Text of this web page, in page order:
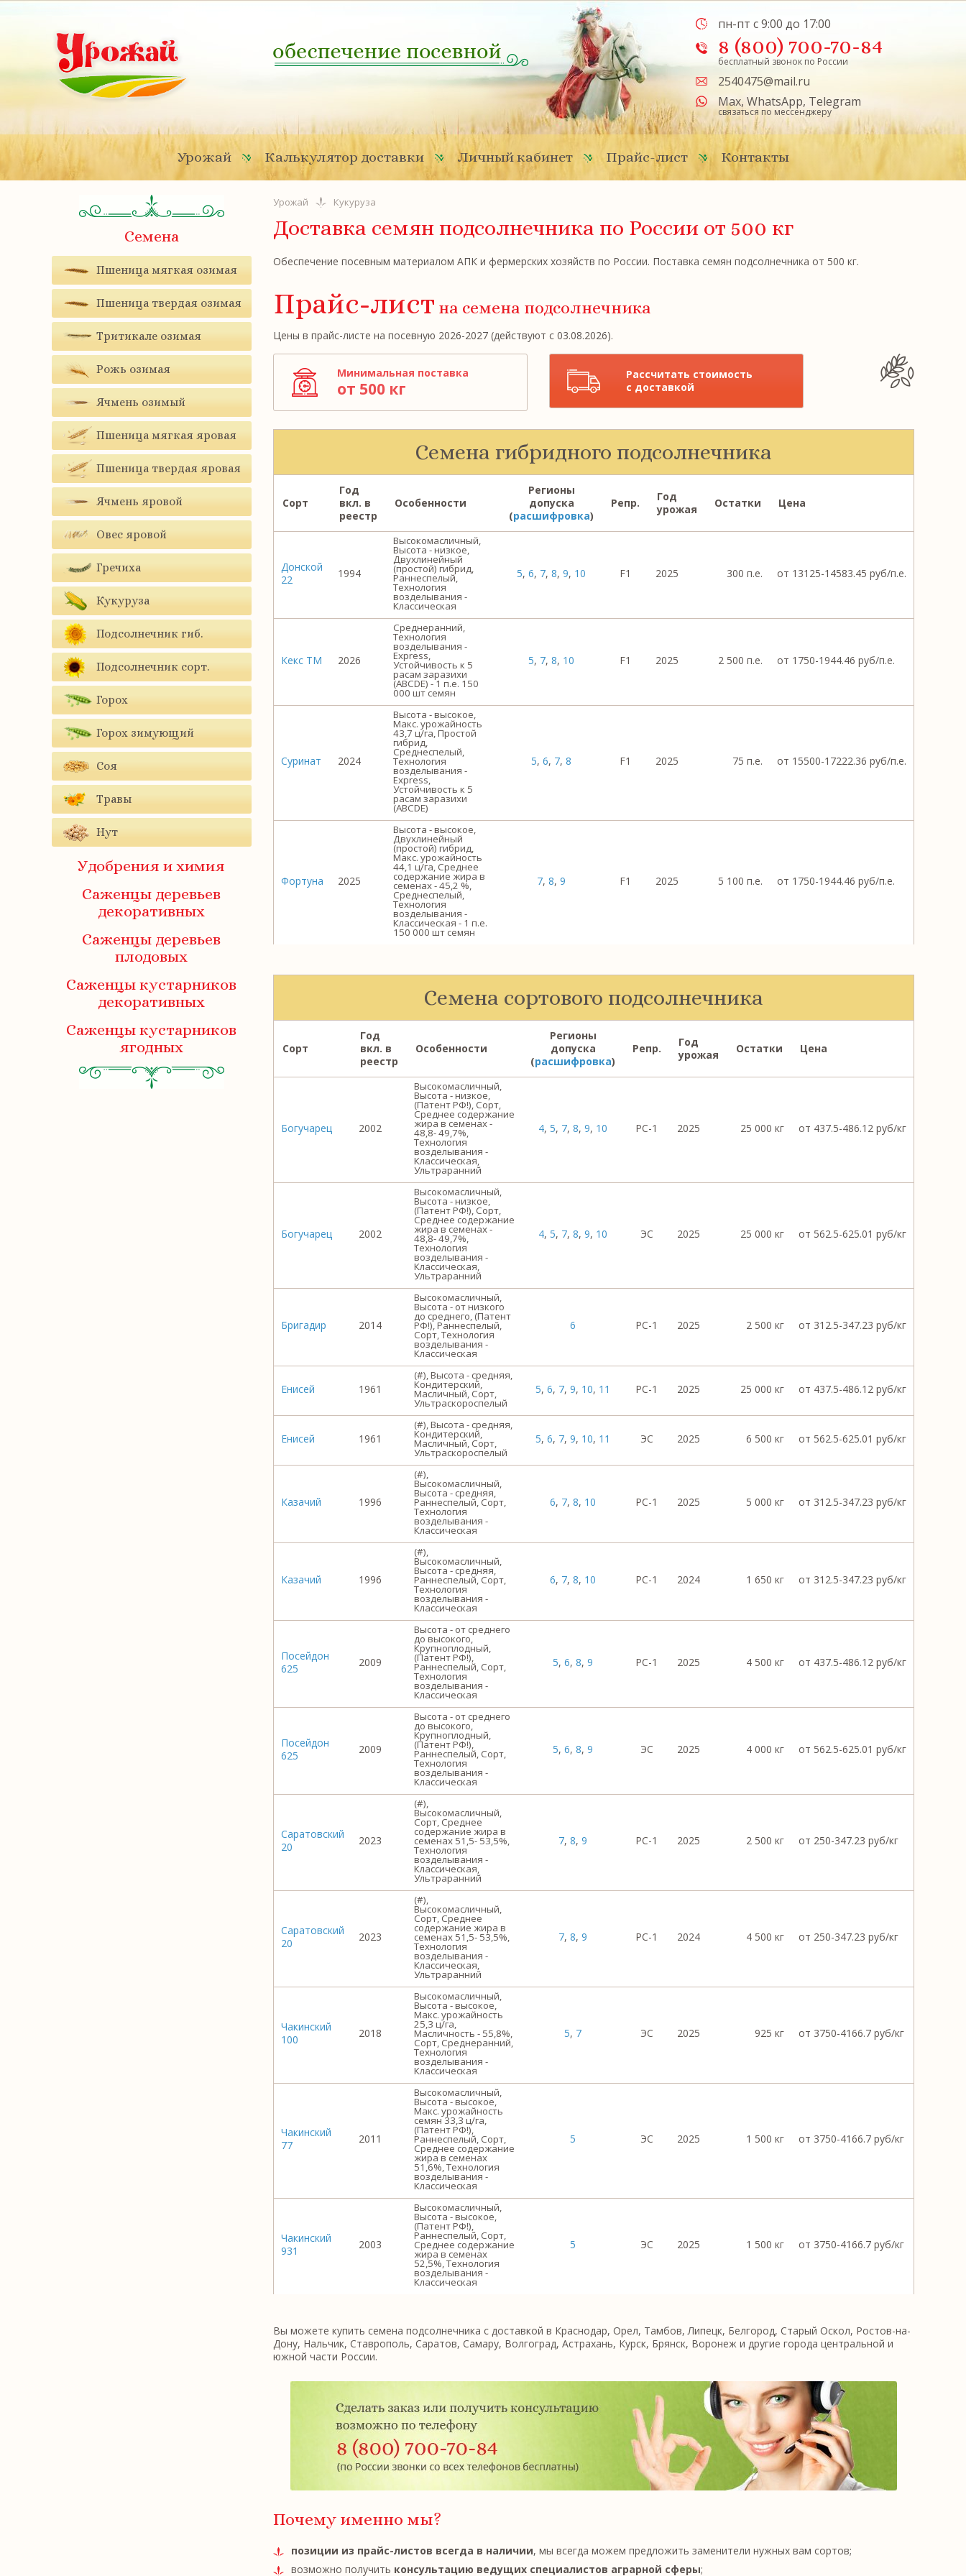
пн-пт с 9:00 до 17:00
8 (800) 700-70-84
бесплатный звонок по России
2540475@mail.ru
Max, WhatsApp, Telegram
связаться по мессенджеру
Урожай Калькулятор доставки Личный кабинет Прайс-лист Контакты
Семена
Пшеница мягкая озимая
Пшеница твердая озимая
Тритикале озимая
Рожь озимая
Ячмень озимый
Пшеница мягкая яровая
Пшеница твердая яровая
Ячмень яровой
Овес яровой
Гречиха
Кукуруза
Подсолнечник гиб.
Подсолнечник сорт.
Горох
Горох зимующий
Соя
Травы
Нут
Удобрения и химия
Саженцы деревьев
декоративных
Саженцы деревьев
плодовых
Саженцы кустарников
декоративных
Саженцы кустарников
ягодных
Урожай Кукуруза
Доставка семян подсолнечника по России от 500 кг
Обеспечение посевным материалом АПК и фермерских хозяйств по России. Поставка семян подсолнечника от 500 кг.
Прайс-лист на семена подсолнечника
Цены в прайс-листе на посевную 2026-2027 (действуют с 03.08.2026).
Минимальная поставка
от 500 кг
Рассчитать стоимость
с доставкой
Семена гибридного подсолнечника
Сорт
Год
вкл. в
реестр
Особенности
Регионы
допуска
(расшифровка)
Репр.
Год
урожая
Остатки Цена
Донской
22
1994
Высокомасличный,
Высота - низкое,
Двухлинейный
(простой) гибрид,
Раннеспелый,
Технология
возделывания -
Классическая
5, 6, 7, 8, 9, 10 F1 2025 300 п.е. от 13125-14583.45 руб/п.е.
Кекс ТМ 2026
Среднеранний,
Технология
возделывания -
Express,
Устойчивость к 5
расам заразихи
(ABCDE) - 1 п.е. 150
000 шт семян
5, 7, 8, 10 F1 2025 2 500 п.е. от 1750-1944.46 руб/п.е.
Суринат 2024
Высота - высокое,
Макс. урожайность
43,7 ц/га, Простой
гибрид,
Среднеспелый,
Технология
возделывания -
Express,
Устойчивость к 5
расам заразихи
(ABCDE)
5, 6, 7, 8 F1 2025 75 п.е. от 15500-17222.36 руб/п.е.
Фортуна 2025
Высота - высокое,
Двухлинейный
(простой) гибрид,
Макс. урожайность
44,1 ц/га, Среднее
содержание жира в
семенах - 45,2 %,
Среднеспелый,
Технология
возделывания -
Классическая - 1 п.е.
150 000 шт семян
7, 8, 9 F1 2025 5 100 п.е. от 1750-1944.46 руб/п.е.
Семена сортового подсолнечника
Сорт
Год
вкл. в
реестр
Особенности
Регионы
допуска
(расшифровка)
Репр.
Год
урожая
Остатки Цена
Богучарец 2002
Высокомасличный,
Высота - низкое,
(Патент РФ!), Сорт,
Среднее содержание
жира в семенах -
48,8- 49,7%,
Технология
возделывания -
Классическая,
Ультраранний
4, 5, 7, 8, 9, 10 РС-1 2025 25 000 кг от 437.5-486.12 руб/кг
Богучарец 2002
Высокомасличный,
Высота - низкое,
(Патент РФ!), Сорт,
Среднее содержание
жира в семенах -
48,8- 49,7%,
Технология
возделывания -
Классическая,
Ультраранний
4, 5, 7, 8, 9, 10 ЭС 2025 25 000 кг от 562.5-625.01 руб/кг
Бригадир 2014
Высокомасличный,
Высота - от низкого
до среднего, (Патент
РФ!), Раннеспелый,
Сорт, Технология
возделывания -
Классическая
6 РС-1 2025 2 500 кг от 312.5-347.23 руб/кг
Енисей 1961
(#), Высота - средняя,
Кондитерский,
Масличный, Сорт,
Ультраскороспелый
5, 6, 7, 9, 10, 11 РС-1 2025 25 000 кг от 437.5-486.12 руб/кг
Енисей 1961
(#), Высота - средняя,
Кондитерский,
Масличный, Сорт,
Ультраскороспелый
5, 6, 7, 9, 10, 11 ЭС 2025 6 500 кг от 562.5-625.01 руб/кг
Казачий 1996
(#),
Высокомасличный,
Высота - средняя,
Раннеспелый, Сорт,
Технология
возделывания -
Классическая
6, 7, 8, 10 РС-1 2025 5 000 кг от 312.5-347.23 руб/кг
Казачий 1996
(#),
Высокомасличный,
Высота - средняя,
Раннеспелый, Сорт,
Технология
возделывания -
Классическая
6, 7, 8, 10 РС-1 2024 1 650 кг от 312.5-347.23 руб/кг
Посейдон
625
2009
Высота - от среднего
до высокого,
Крупноплодный,
(Патент РФ!),
Раннеспелый, Сорт,
Технология
возделывания -
Классическая
5, 6, 8, 9 РС-1 2025 4 500 кг от 437.5-486.12 руб/кг
Посейдон
625
2009
Высота - от среднего
до высокого,
Крупноплодный,
(Патент РФ!),
Раннеспелый, Сорт,
Технология
возделывания -
Классическая
5, 6, 8, 9 ЭС 2025 4 000 кг от 562.5-625.01 руб/кг
Саратовский
20
2023
(#),
Высокомасличный,
Сорт, Среднее
содержание жира в
семенах 51,5- 53,5%,
Технология
возделывания -
Классическая,
Ультраранний
7, 8, 9 РС-1 2025 2 500 кг от 250-347.23 руб/кг
Саратовский
20
2023
(#),
Высокомасличный,
Сорт, Среднее
содержание жира в
семенах 51,5- 53,5%,
Технология
возделывания -
Классическая,
Ультраранний
7, 8, 9 РС-1 2024 4 500 кг от 250-347.23 руб/кг
Чакинский
100
2018
Высокомасличный,
Высота - высокое,
Макс. урожайность
25,3 ц/га,
Масличность - 55,8%,
Сорт, Среднеранний,
Технология
возделывания -
Классическая
5, 7 ЭС 2025 925 кг от 3750-4166.7 руб/кг
Чакинский
77
2011
Высокомасличный,
Высота - высокое,
Макс. урожайность
семян 33,3 ц/га,
(Патент РФ!),
Раннеспелый, Сорт,
Среднее содержание
жира в семенах
51,6%, Технология
возделывания -
Классическая
5 ЭС 2025 1 500 кг от 3750-4166.7 руб/кг
Чакинский
931
2003
Высокомасличный,
Высота - высокое,
(Патент РФ!),
Раннеспелый, Сорт,
Среднее содержание
жира в семенах
52,5%, Технология
возделывания -
Классическая
5 ЭС 2025 1 500 кг от 3750-4166.7 руб/кг
Вы можете купить семена подсолнечника с доставкой в Краснодар, Орел, Тамбов, Липецк, Белгород, Старый Оскол, Ростов-на-
Дону, Нальчик, Ставрополь, Саратов, Самару, Волгоград, Астрахань, Курск, Брянск, Воронеж и другие города центральной и
южной части России.
Почему именно мы?
позиции из прайс-листов всегда в наличии, мы всегда можем предложить заменители нужных вам сортов;
возможно получить консультацию ведущих специалистов аграрной сферы;